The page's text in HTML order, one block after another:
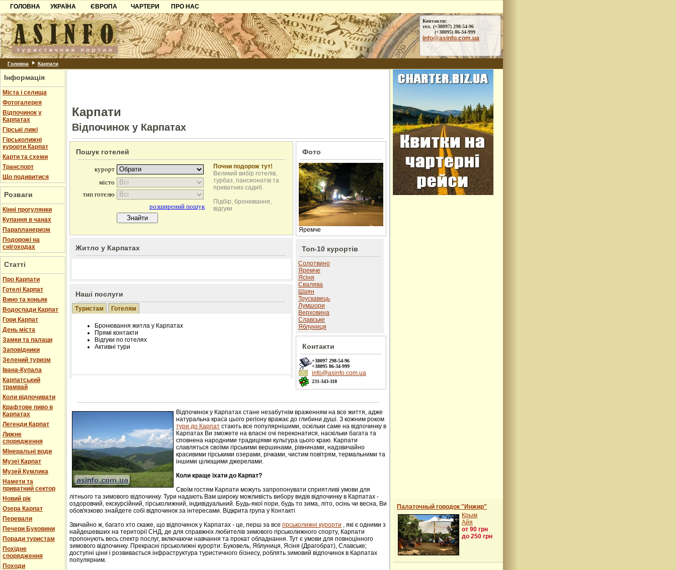
ГОЛОВНА
УКРАЇНА
Карпати
Азов
Причорноморря
Шацьк
ЄВРОПА
Чорногорія
Хорватія
Болгарія
ЧАРТЕРИ
ПРО НАС
Контакти
Партнерам
Додати готель
Контакти:
тел. (+38097) 298-54-96
(+38095) 86-34-999
info@asinfo.com.ua
Головна Карпати
Інформація
Міста і селища
Фотогалерея
Відпочинок у
Карпатах
Гірські лижі
Гірськолижні
курорти Карпат
Карти та схеми
Транспорт
Що подивитися
Розваги
Кінні прогулянки
Купання в чанах
Парапланеризм
Подорожі на
снігоходах
Статті
Про Карпати
Готелі Карпат
Вино та коньяк
Водоспади Карпат
Гори Карпат
День міста
Замки та палаци
Заповідники
Зелений туризм
Івана-Купала
Карпатський
трамвай
Коли відпочивати
Крафтове пиво в
Карпатах
Легенди Карпат
Лижне
спорядження
Мінеральні води
Музеї Карпат
Музей Кумлика
Намети та
приватний сектор
Новий рік
Озера Карпат
Перевали
Печери Буковини
Поради туристам
Похідне
спорядження
Походи
Карпати
Відпочинок у Карпатах
Пошук готелей
Почни подорож тут!
Великий вибір готелів,
турбаз, пансионатів та
приватних садиб.
Підбір, бронювання,
відгуки
Житло у Карпатах
Наші послуги
Туристам Готелям
Бронювання житла у Карпатах
Прямі контакти
Відгуки по готелях
Активні тури
Лічільник відвідувачів
Фото
Яремче
Топ-10 курортів
Солотвино
Яремче
Ясіня
Свалява
Шаян
Трускавець
Лумшори
Верховина
Славське
Яблуниця
Контакти
+38097 298-54-96
+38095 86-34-999
info@asinfo.com.ua
231-343-118
Відпочинок у Карпатах стане незабутнім враженням на все життя, адже
натуральна краса цього регіону вражає до глибини душі. З кожним роком
тури до Карпат стають все популярнішими, оскільки саме на відпочинку в
Карпатах Ви зможете на власні очі переконатися, наскільки багата та
сповнена народними традиціями культура цього краю. Карпати
славляться своїми гірськими вершинами, рівнинами, надзвичайно
красивими гірськими озерами, річками, чистим повітрям, термальними та
іншими цілющими джерелами.
Коли краще їхати до Карпат?
Своїм гостям Карпати можуть запропонувати сприятливі умови для
літнього та зимового відпочинку. Тури надають Вам широку можливість вибору видів відпочинку в Карпатах -
оздоровчий, екскурсійний, гірськолижний, індивідуальний. Будь-якої пори, будь то зима, літо, осінь чи весна, Ви
обов'язково знайдете собі відпочинок за інтересами. Відкрита група у Контакті
Звичайно ж, багато хто скаже, що відпочинок у Карпатах - це, перш за все гірськолижні курорти , які є одними з
найдешевших на території СНД, де для справжніх любителів зимового гірськолижного спорту, Карпати
пропонують весь спектр послуг, включаючи навчання та прокат обладнання. Тут є умови для повноцінного
зимового відпочинку. Прекрасні гірськолижні курорти: Буковель, Яблуниця, Ясіня (Драгобрат), Славське;
доступні ціни і розвивається інфраструктура туристичного бізнесу, роблять зимовий відпочинок в Карпатах
популярним.
Палаточный городок "Инжир"
Крым
Айя
от 90 грн
до 250 грн